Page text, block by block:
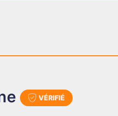
VÉRIFIÉ